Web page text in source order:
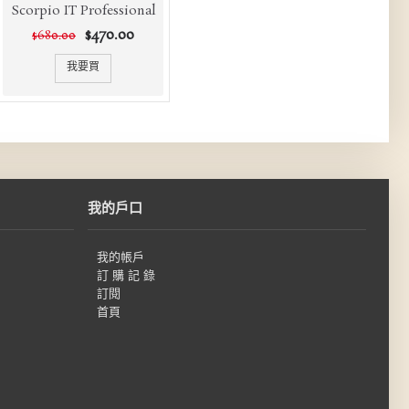
Scorpio IT Professional
$680.00 $470.00
我要買
我的戶口
我的帳戶
訂 購 記 錄
訂閱
首頁